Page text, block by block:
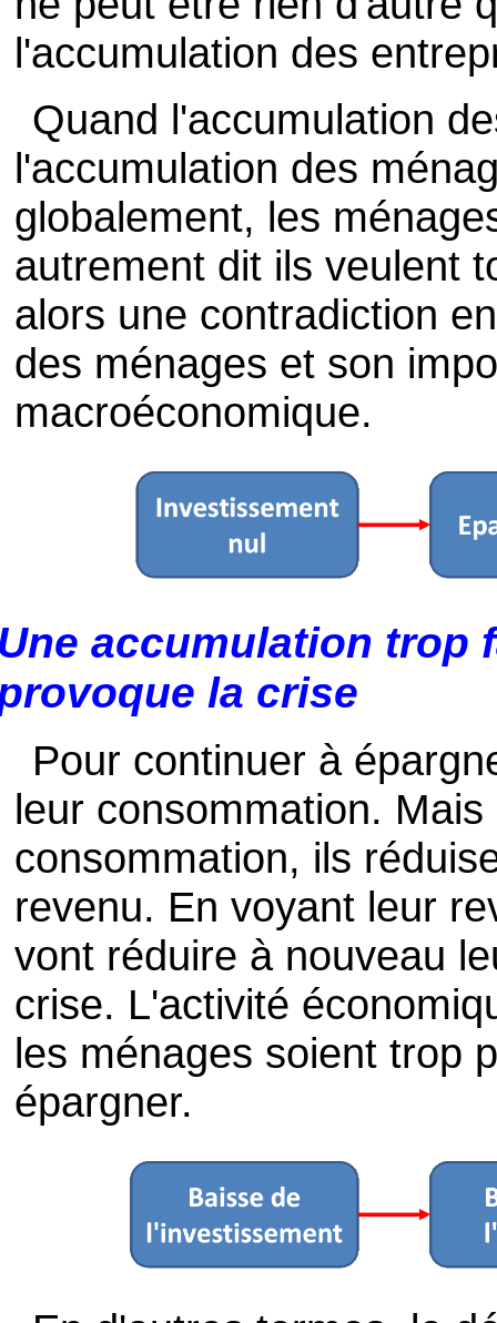
l'accumulation des
Quand l'accumulation
l'accumulation des
globalement, les
autrement dit ils veulent
alors une contradiction
des ménages et son
macroéconomique.
accumulation trop
la crise
Pour continuer à
leur consommation.
consommation, ils
revenu. En voyant leur
vont réduire à nouveau
crise. L'activité
les ménages soient trop
épargner.